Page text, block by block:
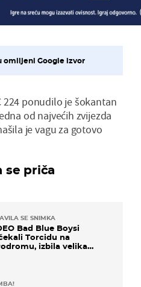
omiljeni Google izvor
224 ponudilo je šokantan
od najvećih zvijezda
je vagu za gotovo
se priča
SE SNIMKA
Bad Blue Boysi
Torcidu na
izbila velika